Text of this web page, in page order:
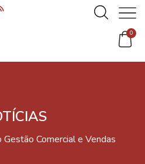
0
Gestão Comercial e Vendas